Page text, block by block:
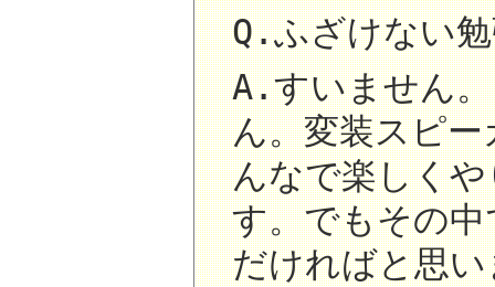
Q.ふざけない
A.すいません
ん。変装スピ
んなで楽しく
す。でもその
だければと思